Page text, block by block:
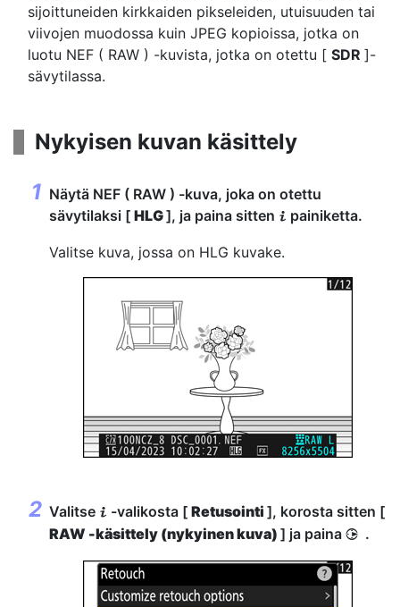
sijoittuneiden kirkkaiden pikseleiden, utuisuuden tai
viivojen muodossa kuin JPEG kopioissa, jotka on
luotu NEF ( RAW ) -kuvista, jotka on otettu [ SDR ]-
sävytilassa.
Nykyisen kuvan käsittely
Näytä NEF ( RAW ) -kuva, joka on otettu
sävytilaksi [ HLG], ja paina sitten i painiketta.
Valitse kuva, jossa on HLG kuvake.
Valitse i -valikosta [ Retusointi ], korosta sitten [
RAW -käsittely (nykyinen kuva) ] ja paina 2 .